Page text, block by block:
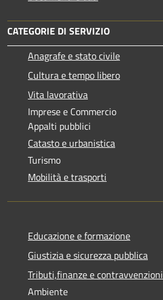
CATEGORIE DI SERVIZIO
Anagrafe e stato civile
Cultura e tempo libero
Vita lavorativa
Imprese e Commercio
Appalti pubblici
Catasto e urbanistica
Turismo
Mobilità e trasporti
Educazione e formazione
Giustizia e sicurezza pubblica
Tributi,finanze e contravvenzioni
Ambiente